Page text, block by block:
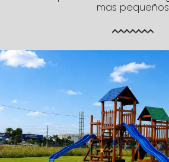
mas pequeños